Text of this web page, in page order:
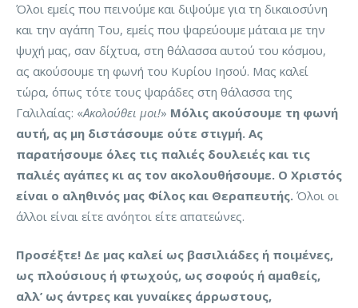
Όλοι εμείς που πεινούμε και διψούμε για τη δικαιοσύνη
και την αγάπη Του, εμείς που ψαρεύουμε μάταια με την
ψυχή μας, σαν δίχτυα, στη θάλασσα αυτού του κόσμου,
ας ακούσουμε τη φωνή του Κυρίου Ιησού. Μας καλεί
τώρα, όπως τότε τους ψαράδες στη θάλασσα της
Γαλιλαίας: «Ακολούθει μοι!» Μόλις ακούσουμε τη φωνή
αυτή, ας μη διστάσουμε ούτε στιγμή. Ας
παρατήσουμε όλες τις παλιές δουλειές και τις
παλιές αγάπες κι ας τον ακολουθήσουμε. Ο Χριστός
είναι ο αληθινός μας Φίλος και Θεραπευτής. Όλοι οι
άλλοι είναι είτε ανόητοι είτε απατεώνες.
Προσέξτε! Δε μας καλεί ως βασιλιάδες ή ποιμένες,
ως πλούσιους ή φτωχούς, ως σοφούς ή αμαθείς,
αλλ’ ως άντρες και γυναίκες άρρωστους,